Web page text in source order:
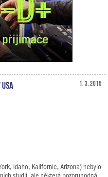
1. 3. 2015
Idaho, Kalifornie, Arizona) nebylo